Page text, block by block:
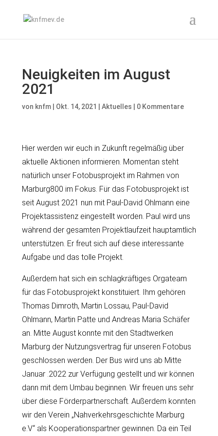
Neuigkeiten im August
2021
von knfm| Okt. 14, 2021 Aktuelles 0 Kommentare
Hier werden wir euch in Zukunft regelmäßig über
aktuelle Aktionen informieren. Momentan steht
natürlich unser Fotobusprojekt im Rahmen von
Marburg800 im Fokus. Für das Fotobusprojekt ist
seit August 2021 nun mit Paul-David Ohlmann eine
Projektassistenz eingestellt worden. Paul wird uns
während der gesamten Projektlaufzeit hauptamtlich
unterstützen. Er freut sich auf diese interessante
Aufgabe und das tolle Projekt.
Außerdem hat sich ein schlagkräftiges Orgateam
für das Fotobusprojekt konstituiert. Ihm gehören
Thomas Dimroth, Martin Lossau, Paul-David
Ohlmann, Martin Patte und Andreas Maria Schäfer
an. Mitte August konnte mit den Stadtwerken
Marburg der Nutzungsvertrag für unseren Fotobus
geschlossen werden. Der Bus wird uns ab Mitte
Januar .2022 zur Verfügung gestellt und wir können
dann mit dem Umbau beginnen. Wir freuen uns sehr
über diese Förderpartnerschaft. Außerdem konnten
wir den Verein „Nahverkehrsgeschichte Marburg
e.V“ als Kooperationspartner gewinnen. Da ein Teil